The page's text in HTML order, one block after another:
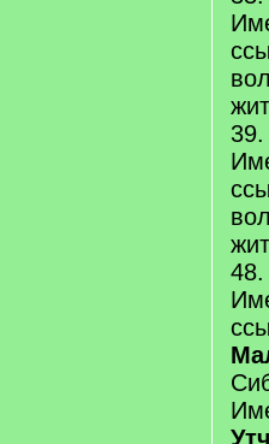
39.
48.